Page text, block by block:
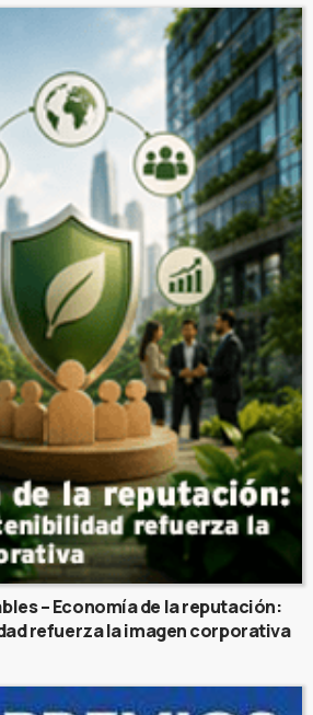
– Economía de la reputación:
refuerza la imagen corporativa